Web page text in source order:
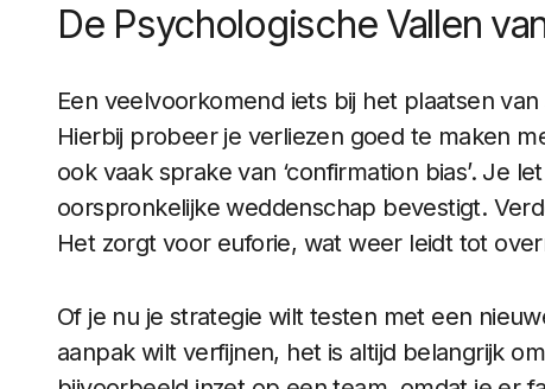
De Psychologische Vallen
Een veelvoorkomend iets bij het plaatsen
Hierbij probeer je verliezen goed te maken
ook vaak sprake van ‘confirmation bias’. Je
oorspronkelijke weddenschap bevestigt.
Het zorgt voor euforie, wat weer leidt tot
Of je nu je strategie wilt testen met een
aanpak wilt verfijnen, het is altijd belangrijk